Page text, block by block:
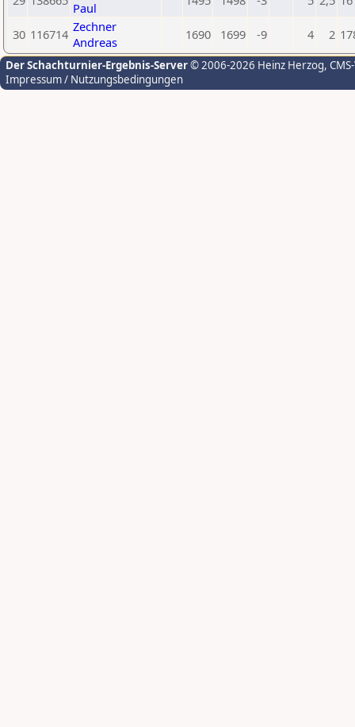
Paul
30 116714 Zechner
Andreas
1690 1699 -9 4 2
Der Schachturnier-Ergebnis-Server© 2006-2026 Heinz Herzog,
Impressum / Nutzungsbedingungen